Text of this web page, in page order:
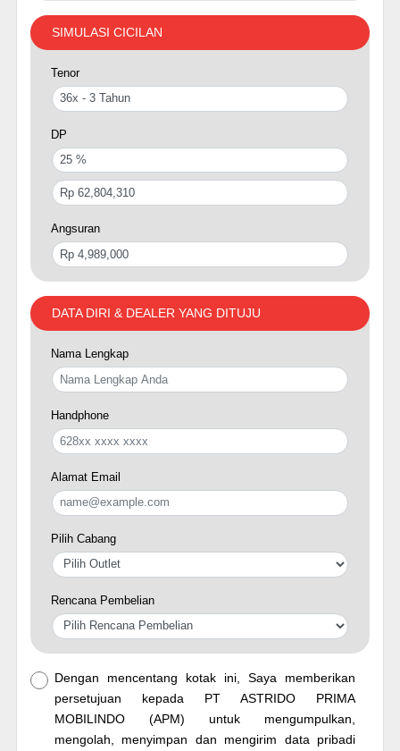
SIMULASI CICILAN
Tenor
DP
Angsuran
DATA DIRI & DEALER YANG DITUJU
Nama Lengkap
Handphone
Alamat Email
Pilih Cabang
Rencana Pembelian
Dengan mencentang kotak ini, Saya memberikan
persetujuan kepada PT ASTRIDO PRIMA
MOBILINDO (APM) untuk mengumpulkan,
mengolah, menyimpan dan mengirim data pribadi